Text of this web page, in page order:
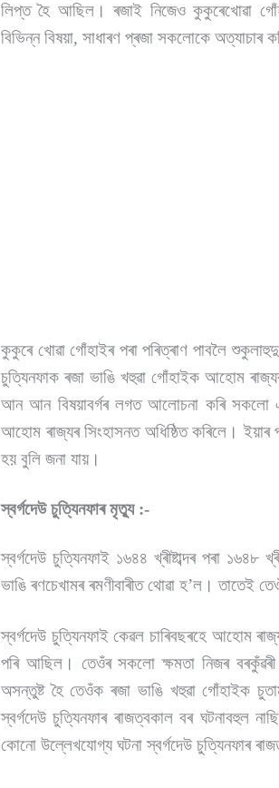
লিপ্ত হৈ আছিল। ৰজাই নিজেও কুকুৰেখোৱা
বিভিন্ন বিষয়া, সাধাৰণ প্ৰজা সকলোকে অত্যাচাৰ
কুকুৰে খোৱা গোঁহাইৰ পৰা পৰিত্ৰাণ পাবলৈ
চুত্যিনফাক ৰজা ভাঙি খহুৱা গোঁহাইক আহোম
আন আন বিষয়াবৰ্গৰ লগত আলোচনা কৰি সকলো
আহোম ৰাজ্যৰ সিংহাসনত অধিষ্ঠিত কৰিলে।
হয় বুলি জনা যায়।
স্বৰ্গদেউ চুত্যিনফাৰ মৃত্যু :-
স্বৰ্গদেউ চুত্যিনফাই ১৬৪৪ খ্ৰীষ্টাব্দৰ পৰা
ভাঙি ৰণচেখামৰ ৰমণীবাৰীত থোৱা হ’ল। তাতেই
স্বৰ্গদেউ চুত্যিনফাই কেৱল চাৰিবছৰহে আহোম
পৰি আছিল। তেওঁৰ সকলো ক্ষমতা নিজৰ
অসন্তুষ্ট হৈ তেওঁক ৰজা ভাঙি খহুৱা গোঁহাইক
স্বৰ্গদেউ চুত্যিনফাৰ ৰাজত্বকাল বৰ ঘটনাবহুল
কোনো উল্লেখযোগ্য ঘটনা স্বৰ্গদেউ চুত্যিনফাৰ